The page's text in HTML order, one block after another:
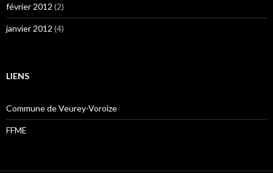
février 2012 (2)
janvier 2012 (4)
LIENS
Commune de Veurey-Voroize
FFME